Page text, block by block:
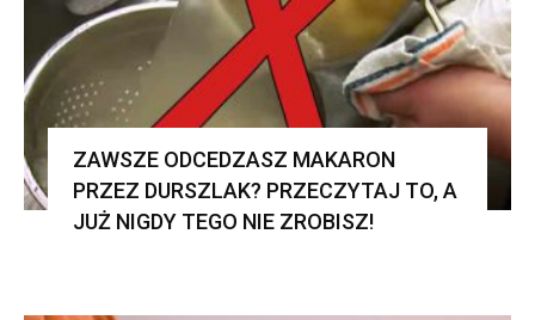
ZAWSZE ODCEDZASZ MAKARON
PRZEZ DURSZLAK? PRZECZYTAJ TO, A
JUŻ NIGDY TEGO NIE ZROBISZ!